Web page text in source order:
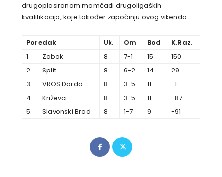
drugoplasiranom momčadi drugoligaških
kvalifikacija, koje također započinju ovog vikenda.
Poredak Uk. Om Bod
K.Raz.
1.
Zabok 8 7-1 15
150
2.
Split 8 6-2 14
29
3.
VROS Darda 8 3-5 11
-1
4.
Križevci 8 3-5 11
-87
5.
Slavonski Brod 8 1-7 9 -91